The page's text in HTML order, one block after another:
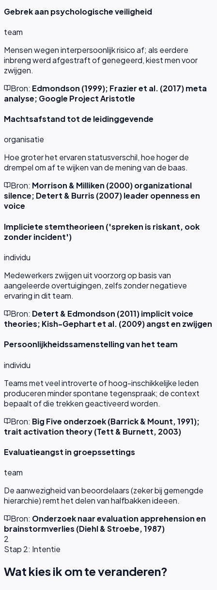
Gebrek aan psychologische veiligheid
team
Mensen wegen interpersoonlijk risico af; als eerdere
inbreng werd afgestraft of genegeerd, kiest men voor
zwijgen.
Bron: Edmondson (1999); Frazier et al. (2017) meta
analyse; Google Project Aristotle
Machtsafstand tot de leidinggevende
organisatie
Hoe groter het ervaren statusverschil, hoe hoger de
drempel om af te wijken van de mening van de baas.
Bron: Morrison & Milliken (2000) organizational
silence; Detert & Burris (2007) leader openness en
voice
Impliciete stemtheorieen ('spreken is riskant, ook
zonder incident')
individu
Medewerkers zwijgen uit voorzorg op basis van
aangeleerde overtuigingen, zelfs zonder negatieve
ervaring in dit team.
Bron: Detert & Edmondson (2011) implicit voice
theories; Kish-Gephart et al. (2009) angst en zwijgen
Persoonlijkheidssamenstelling van het team
individu
Teams met veel introverte of hoog-inschikkelijke leden
produceren minder spontane tegenspraak; de context
bepaalt of die trekken geactiveerd worden.
Bron: Big Five onderzoek (Barrick & Mount, 1991);
trait activation theory (Tett & Burnett, 2003)
Evaluatieangst in groepssettings
team
De aanwezigheid van beoordelaars (zeker bij gemengde
hierarchie) remt het delen van halfbakken ideeen.
Bron: Onderzoek naar evaluation apprehension en
brainstormverlies (Diehl & Stroebe, 1987)
2
Stap 2: Intentie
Wat kies ik om te veranderen?